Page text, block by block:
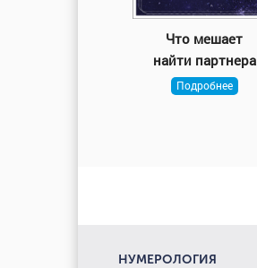
Что мешает
найти партнера
Подробнее
НУМЕРОЛОГИЯ